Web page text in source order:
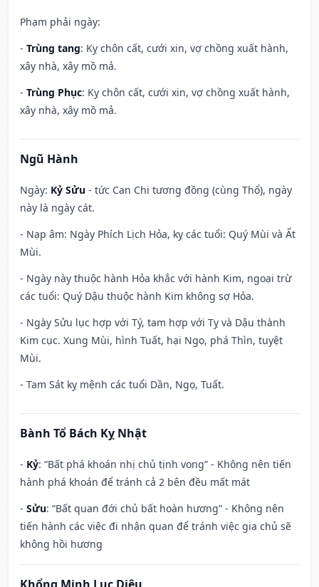
Phạm phải ngày:
- Trùng tang: Kỵ chôn cất, cưới xin, vợ chồng xuất hành,
xây nhà, xây mồ mả.
- Trùng Phục: Kỵ chôn cất, cưới xin, vợ chồng xuất hành,
xây nhà, xây mồ mả.
Ngũ Hành
Ngày: Kỷ Sửu - tức Can Chi tương đồng (cùng Thổ), ngày
này là ngày cát.
- Nạp âm: Ngày Phích Lịch Hỏa, kỵ các tuổi: Quý Mùi và Ất
Mùi.
- Ngày này thuộc hành Hỏa khắc với hành Kim, ngoại trừ
các tuổi: Quý Dậu thuộc hành Kim không sợ Hỏa.
- Ngày Sửu lục hợp với Tý, tam hợp với Tỵ và Dậu thành
Kim cục. Xung Mùi, hình Tuất, hại Ngọ, phá Thìn, tuyệt
Mùi.
- Tam Sát kỵ mệnh các tuổi Dần, Ngọ, Tuất.
Bành Tổ Bách Kỵ Nhật
- Kỷ: “Bất phá khoán nhị chủ tịnh vong” - Không nên tiến
hành phá khoán để tránh cả 2 bên đều mất mát
- Sửu: “Bất quan đới chủ bất hoàn hương” - Không nên
tiến hành các việc đi nhận quan để tránh việc gia chủ sẽ
không hồi hương